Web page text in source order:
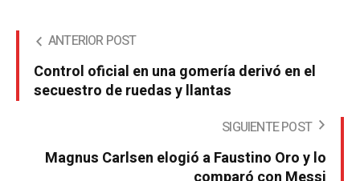
ANTERIOR POST
Control oficial en una gomería derivó en el
secuestro de ruedas y llantas
SIGUIENTE POST
Magnus Carlsen elogió a Faustino Oro y lo